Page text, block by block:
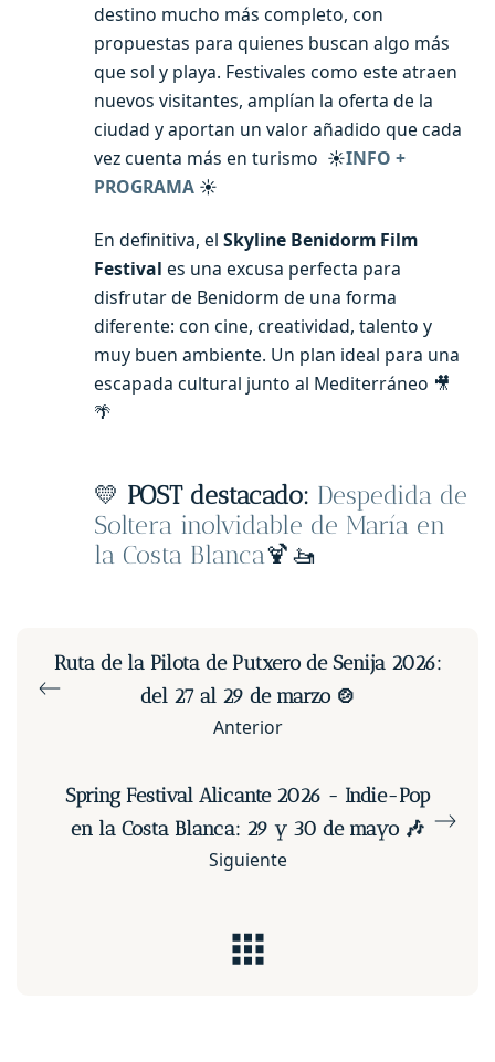
destino mucho más completo, con
propuestas para quienes buscan algo más
que sol y playa. Festivales como este atraen
nuevos visitantes, amplían la oferta de la
ciudad y aportan un valor añadido que cada
vez cuenta más en turismo ☀️INFO +
PROGRAMA ☀️
En definitiva, el Skyline Benidorm Film
Festival es una excusa perfecta para
disfrutar de Benidorm de una forma
diferente: con cine, creatividad, talento y
muy buen ambiente. Un plan ideal para una
escapada cultural junto al Mediterráneo 🎥
🌴
💛 POST destacado: Despedida de
Soltera inolvidable de María en
la Costa Blanca🍹🚤
Ruta de la Pilota de Putxero de Senija 2026:
del 27 al 29 de marzo 🍲
Anterior
Spring Festival Alicante 2026 - Indie-Pop
en la Costa Blanca: 29 y 30 de mayo 🎶
Siguiente